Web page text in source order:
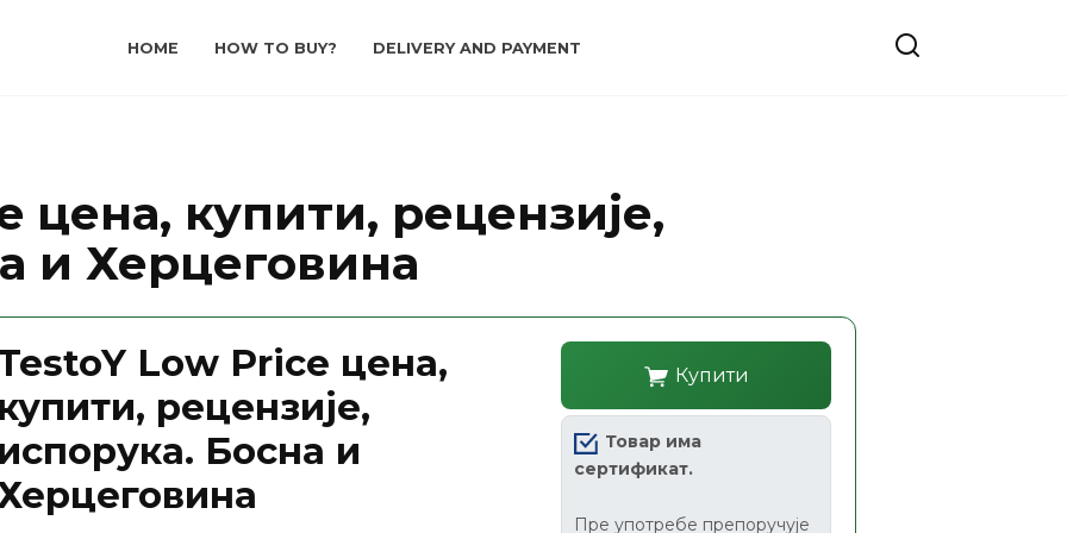
HOME HOW TO BUY? DELIVERY AND PAYMENT
цена, купити, рецензије,
и Херцеговина
Low Price цена,
купити, рецензије,
испорука. Босна и
Купити
Товар има
сертификат.
Пре употребе препоручује